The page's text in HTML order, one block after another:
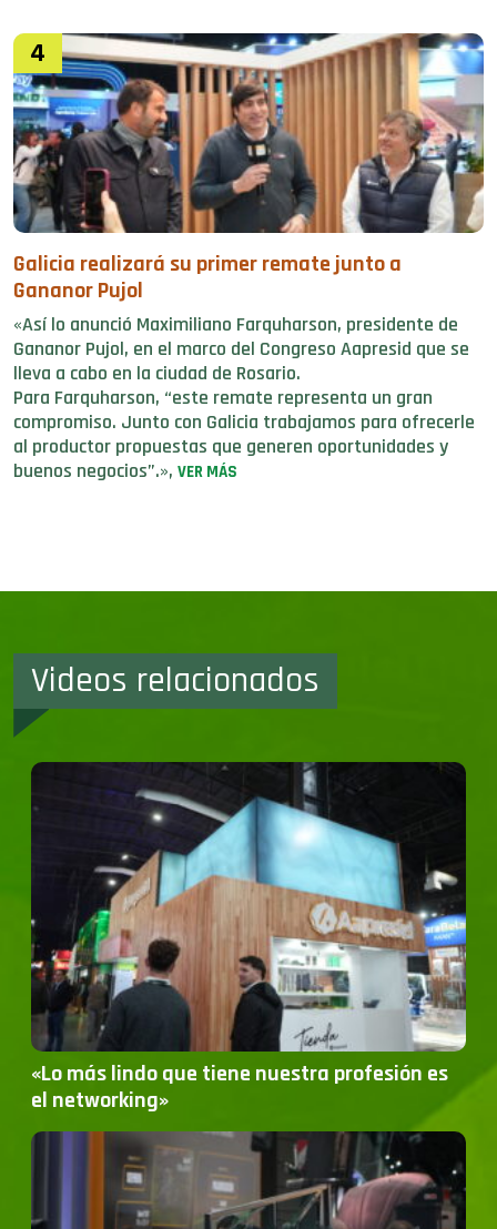
4
Galicia realizará su primer remate junto a
Gananor Pujol
«Así lo anunció Maximiliano Farquharson, presidente de
Gananor Pujol, en el marco del Congreso Aapresid que se
lleva a cabo en la ciudad de Rosario.
Para Farquharson, “este remate representa un gran
compromiso. Junto con Galicia trabajamos para ofrecerle
al productor propuestas que generen oportunidades y
buenos negocios”.», VER MÁS
Videos relacionados
«Lo más lindo que tiene nuestra profesión es
el networking»